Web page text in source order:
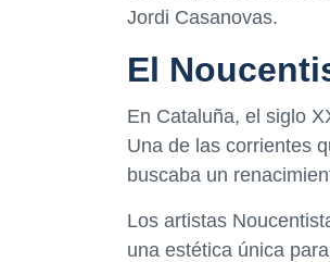
Jordi Casanovas.
El
En Cataluña, el siglo
Una de las corrientes
buscaba un
Los artistas
una estética única